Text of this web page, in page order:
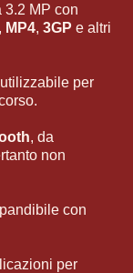
3.2 MP con
, MP4, 3GP e altri
per
, da
non
con
per